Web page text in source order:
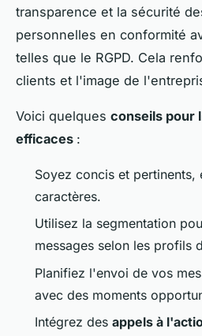
transparence et la sécurité
personnelles en conformité
telles que le RGPD. Cela
clients et l'image de
Voici quelques conseils pour
efficaces :
Soyez concis et pertinents,
caractères.
Utilisez la segmentation
messages selon les profils
Planifiez l'envoi de vos
avec des moments
Intégrez des appels à